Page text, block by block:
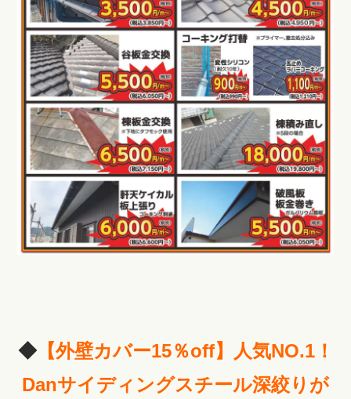
◆【外壁カバー15％off】人気NO.1！
Danサイディングスチール深絞りが